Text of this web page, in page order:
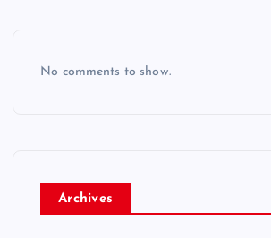
No comments to show.
Archives